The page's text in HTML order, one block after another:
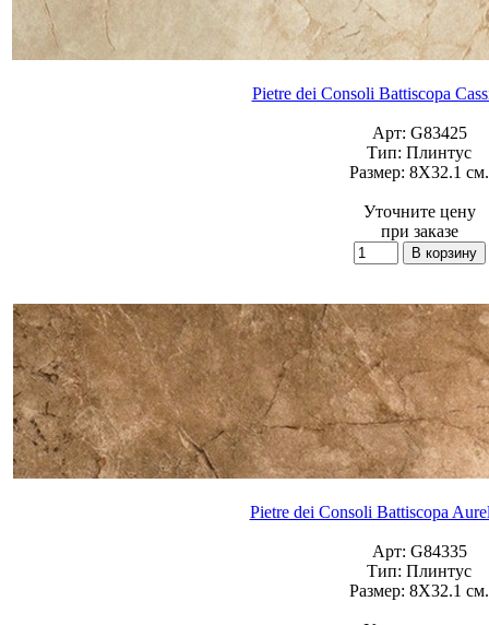
Pietre dei Consoli Battiscopa
Арт: G83425
Тип: Плинтус
Размер: 8X32.1 см.
Уточните цену
при заказе
Pietre dei Consoli Battiscopa
Арт: G84335
Тип: Плинтус
Размер: 8X32.1 см.